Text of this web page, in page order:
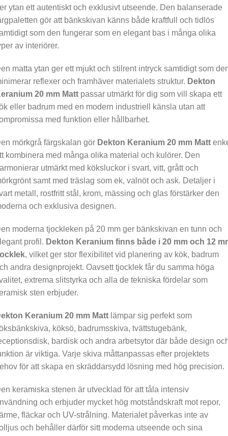
ytan ett autentiskt och exklusivt utseende. Den balanserade
gör att bänkskivan känns både kraftfull och tidlös
som den fungerar som en elegant bas i många olika
av interiörer.
matta ytan ger ett mjukt och stilrent intryck samtidigt som
reflexer och framhäver materialets struktur. Dekton
20 mm Matt passar utmärkt för dig som vill skapa ett
eller badrum med en modern industriell känsla utan att
med funktion eller hållbarhet.
mörkgrå färgskalan gör Dekton Keranium 20 mm Matt
kombinera med många olika material och kulörer. Den
utmärkt med köksluckor i svart, vitt, grått och
samt med träslag som ek, valnöt och ask. Detaljer i
metall, rostfritt stål, krom, mässing och glas förstärker den
och exklusiva designen.
moderna tjockleken på 20 mm ger bänkskivan en tunn och
profil. Dekton Keranium finns både i 20 mm och 12
, vilket ger stor flexibilitet vid planering av kök, badrum
andra designprojekt. Oavsett tjocklek får du samma höga
extrema slitstyrka och alla de tekniska fördelar som
sten erbjuder.
Keranium 20 mm Matt lämpar sig perfekt som
köksö, badrumsskiva, tvättstugebänk,
bardisk och andra arbetsytor där både design
är viktiga. Varje skiva måttanpassas efter projektets
för att skapa en skräddarsydd lösning med hög precision.
keramiska stenen är utvecklad för att tåla intensiv
och erbjuder mycket hög motståndskraft mot repor,
fläckar och UV-strålning. Materialet påverkas inte av
och behåller därför sitt moderna utseende och sina